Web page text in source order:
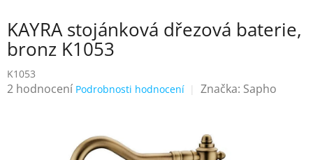
KAYRA stojánková dřezová baterie,
bronz K1053
K1053
Průměrné
2 hodnocení Podrobnosti hodnocení Značka: Sapho